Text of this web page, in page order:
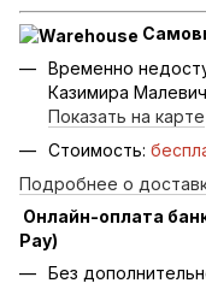
Временно
Казимира
Показать на карте
Стоимость:
Подробнее о
Онлайн-оплата
Pay)
Без